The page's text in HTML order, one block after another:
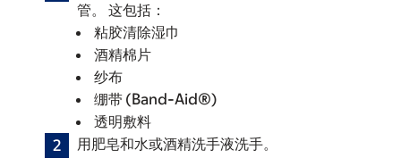
管。 这包括：
粘胶清除湿巾
酒精棉片
纱布
绷带 (Band-Aid®)
透明敷料
用肥皂和水或酒精洗手液洗手。